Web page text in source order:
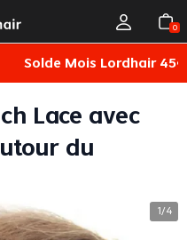
0
100€/2pcs Achetez
Lace avec
du
1/4